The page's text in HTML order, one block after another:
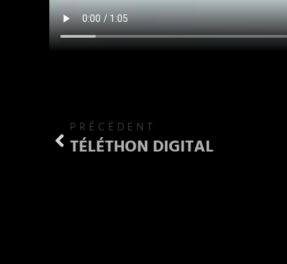
PRÉCÉDENT
TÉLÉTHON DIGITAL